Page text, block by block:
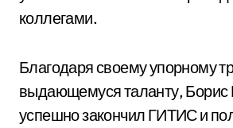
коллегами.
Благодаря своему упорному
выдающемуся таланту,
успешно закончил ГИТИС и